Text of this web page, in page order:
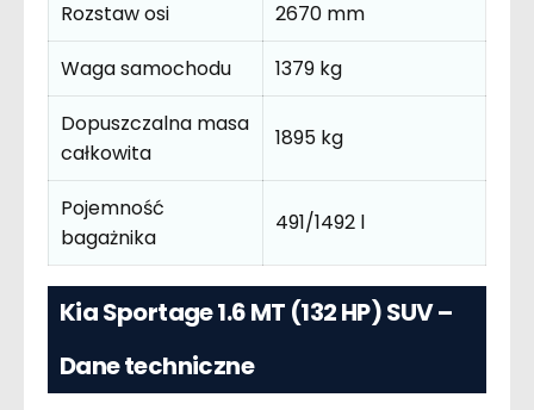
Rozstaw osi
2670 mm
Waga samochodu
1379 kg
Dopuszczalna masa
całkowita
1895 kg
Pojemność
bagażnika
491/1492 l
Kia Sportage 1.6 MT (132 HP) SUV –
Dane techniczne